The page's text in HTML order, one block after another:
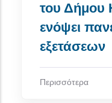
του Δήμου
ενόψει
εξετάσεων
Περισσότερα